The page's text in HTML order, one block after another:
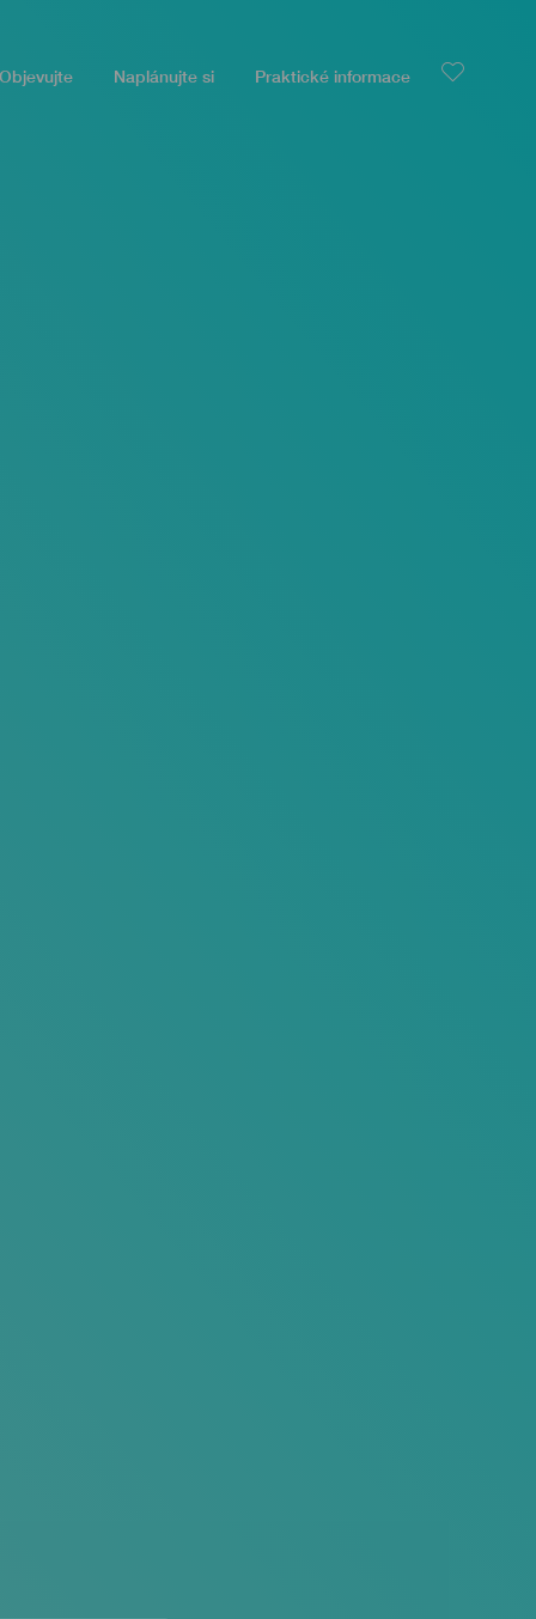
Naplánujte si Praktické informace